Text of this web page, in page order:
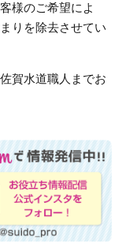
様のご希望によ
りを除去させてい
賀水道職人までお